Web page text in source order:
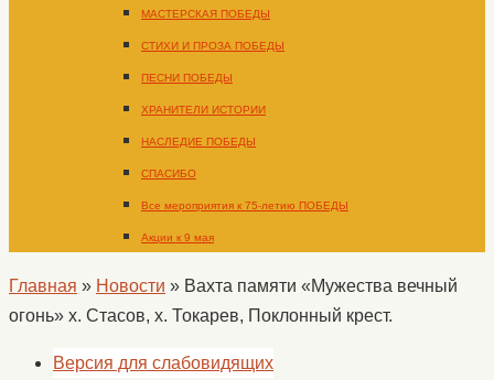
МАСТЕРСКАЯ ПОБЕДЫ
СТИХИ И ПРОЗА ПОБЕДЫ
ПЕСНИ ПОБЕДЫ
ХРАНИТЕЛИ ИСТОРИИ
НАСЛЕДИЕ ПОБЕДЫ
СПАСИБО
Все мероприятия к 75-летию ПОБЕДЫ
Акции к 9 мая
Главная » Новости » Вахта памяти «Мужества вечный
огонь» х. Стасов, х. Токарев, Поклонный крест.
Версия для слабовидящих